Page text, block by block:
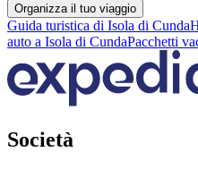
Organizza il tuo viaggio
Guida turistica di Isola di Cunda
auto a Isola di CundaPacchetti
Società